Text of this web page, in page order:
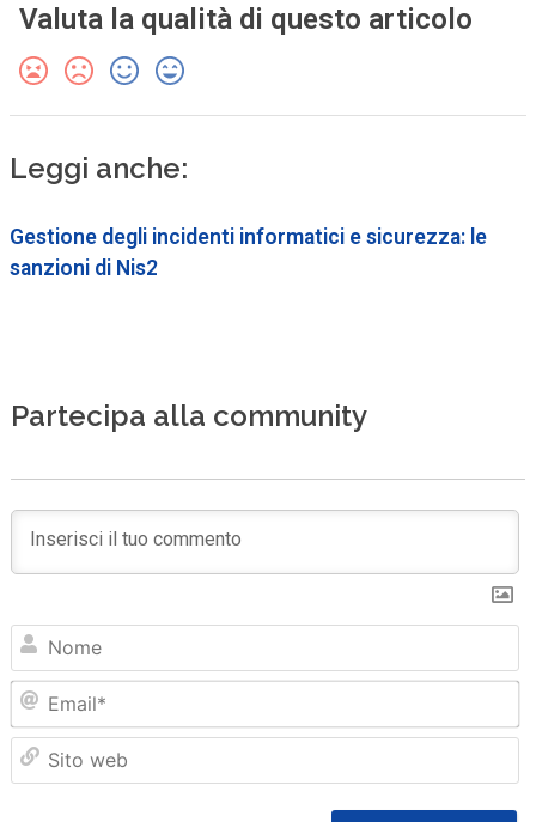
Valuta la qualità di questo articolo
Leggi anche:
Gestione degli incidenti informatici e sicurezza: le
sanzioni di Nis2
Partecipa alla community